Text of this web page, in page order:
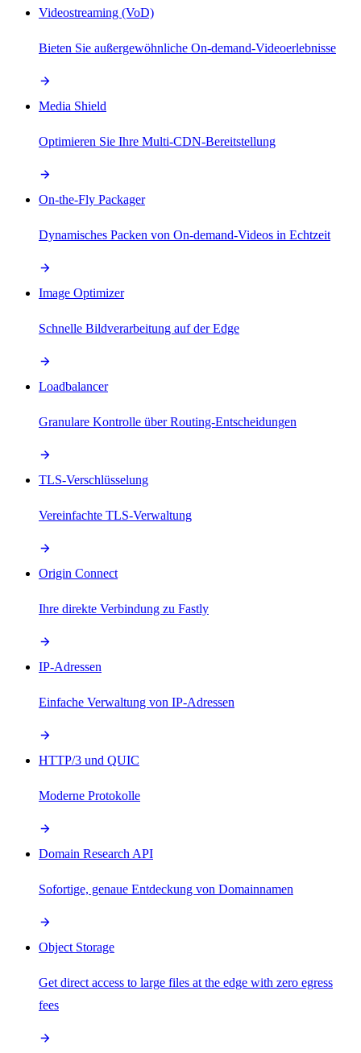
Videostreaming (VoD)
Bieten Sie außergewöhnliche On-demand-Videoerlebnisse
Media Shield
Optimieren Sie Ihre Multi-CDN-Bereitstellung
On-the-Fly Packager
Dynamisches Packen von On-demand-Videos in Echtzeit
Image Optimizer
Schnelle Bildverarbeitung auf der Edge
Loadbalancer
Granulare Kontrolle über Routing-Entscheidungen
TLS-Verschlüsselung
Vereinfachte TLS-Verwaltung
Origin Connect
Ihre direkte Verbindung zu Fastly
IP-Adressen
Einfache Verwaltung von IP-Adressen
HTTP/3 und QUIC
Moderne Protokolle
Domain Research API
Sofortige, genaue Entdeckung von Domainnamen
Object Storage
Get direct access to large files at the edge with zero egress
fees